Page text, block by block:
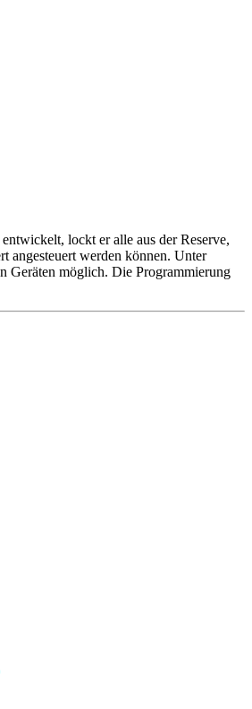
lockt er alle aus der Reserve,
angesteuert werden können. Unter
Geräten möglich. Die Programmierung